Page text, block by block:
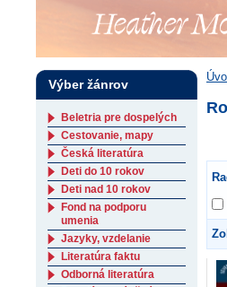
Výber žánrov
Beletria pre dospelých
Cestovanie, mapy
Česká literatúra
Deti do 10 rokov
Deti nad 10 rokov
Fond na podporu
umenia
Jazyky, vzdelanie
Literatúra faktu
Odborná literatúra